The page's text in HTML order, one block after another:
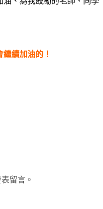
繼續加油的！
留言。